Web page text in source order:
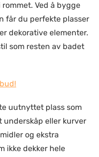
Ved å bygge
får du perfekte plasser
dekorative elementer.
som resten av badet
uutnyttet plass som
underskåp eller kurver
og ekstra
ikke dekker hele